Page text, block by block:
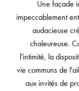
Une façade
impeccablement
audacieuse
chaleureuse.
l'intimité, la
vie communs de
aux invités de